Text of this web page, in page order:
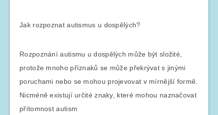
Jak rozpoznat autismus u dospělých?
Rozpoznání autismu u dospělých může být složité,
protože mnoho příznaků se může překrývat s jinými
poruchami nebo se mohou projevovat v mírnější formě.
Nicméně existují určité znaky, které mohou naznačovat
přítomnost autism